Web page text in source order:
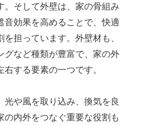
。そして外壁は、家の骨組み
音効果を高めることで、快適
担っています。外壁材も、
グなど種類が豊富で、家の外
する要素の一つです。
光や風を取り込み、換気を良
の内外をつなぐ重要な役割も